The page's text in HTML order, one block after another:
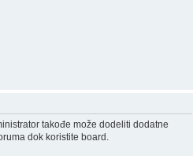
takođe može dodeliti dodatne
dok koristite board.